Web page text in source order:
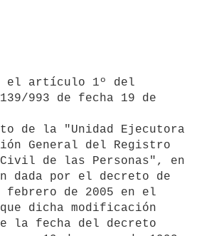
993 de fecha 19 de
de la "Unidad Ejecutora
General del Registro
de las Personas", en
dada por el decreto de
febrero de 2005 en el
dicha modificación
la fecha del decreto